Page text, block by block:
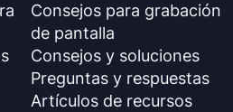
Consejos para grabación
de pantalla
Consejos y soluciones
Preguntas y respuestas
Artículos de recursos